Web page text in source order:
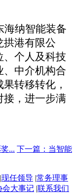
海纳智能装备
拱港有限公
、个人及科技
、中介机构合
转移转化，
接，进一步满
... 下一篇：当智能
|现任领导 |常务理事
会大事记 |联系我们